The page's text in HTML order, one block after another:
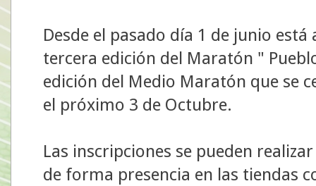
Desde el pasado día 1 de junio
tercera edición del Maratón "
edición del Medio Maratón que se
el próximo 3 de Octubre.
Las inscripciones se pueden
de forma presencia en las tiendas